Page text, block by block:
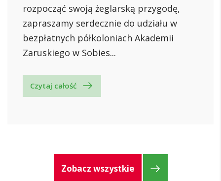
rozpocząć swoją żeglarską przygodę,
zapraszamy serdecznie do udziału w
bezpłatnych półkoloniach Akademii
Zaruskiego w Sobies...
Czytaj całość
Zobacz wszystkie